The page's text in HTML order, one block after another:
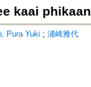
kaai phikaan
Pura Yuki ; 浦崎雅代